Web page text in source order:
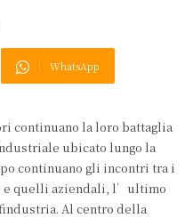
WhatsApp
continuano la loro battaglia
ubicato lungo la
continuano gli incontri tra i
quelli aziendali, l’ultimo
Al centro della